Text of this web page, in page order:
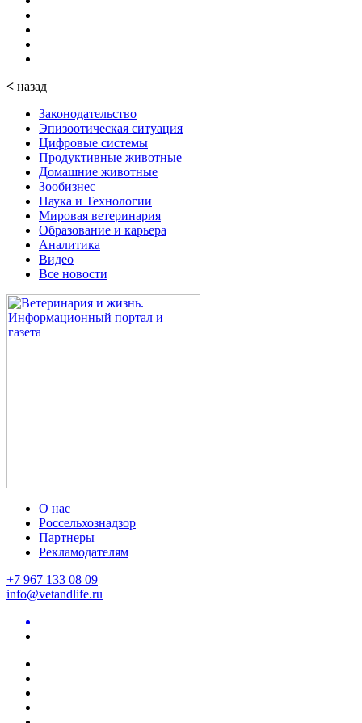
< назад
Законодательство
Эпизоотическая ситуация
Цифровые системы
Продуктивные животные
Домашние животные
Зообизнес
Наука и Технологии
Мировая ветеринария
Образование и карьера
Аналитика
Видео
Все новости
О нас
Россельхознадзор
Партнеры
Рекламодателям
+7 967 133 08 09
info@vetandlife.ru